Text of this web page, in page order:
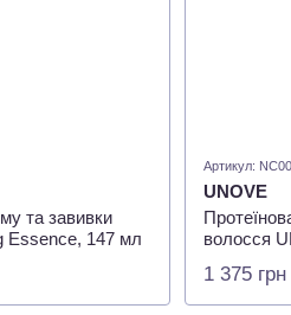
та завивки
Essence, 147 мл
Артикул:
UNOVE
волосся
1 375 грн